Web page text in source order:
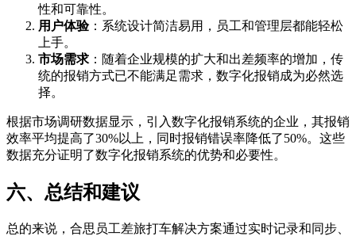
性和可靠性。
用户体验：系统设计简洁易用，员工和管理层都能轻松
上手。
市场需求 ：随着企业规模的扩大和出差频率的增加，传
统的报销方式已不能满足需求，数字化报销成为必然选
择。
根据市场调研数据显示，引入数字化报销系统的企业，其报销
效率平均提高了30%以上，同时报销错误率降低了50%。这些
数据充分证明了数字化报销系统的优势和必要性。
六、总结和建议
总的来说，合思员工差旅打车解决方案通过实时记录和同步、